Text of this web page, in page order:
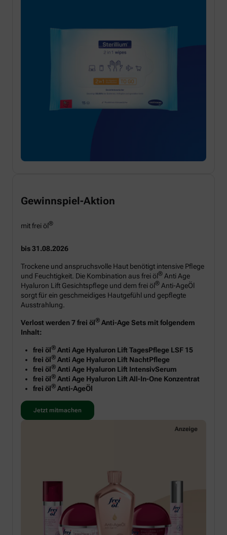
Gewinnspiel-Aktion
mit frei öl®
bis 31.08.2026
Trockene und anspruchsvolle Haut benötigt intensive Pflege
und Feuchtigkeit. Die Kombination aus frei öl® Anti Age
Hyaluron Lift Gesichtspflege und dem frei öl® Anti-AgeÖl
sorgt für ein geschmeidiges Hautgefühl und gepflegte
Ausstrahlung.
Verlost werden 7 frei öl® Anti-Age Sets mit folgendem
Inhalt:
frei öl® Anti Age Hyaluron Lift TagesPflege LSF 15
frei öl® Anti Age Hyaluron Lift NachtPflege
frei öl® Anti Age Hyaluron Lift IntensivSerum
frei öl® Anti Age Hyaluron Lift All-In-One Konzentrat
frei öl® Anti-AgeÖl
Jetzt mitmachen